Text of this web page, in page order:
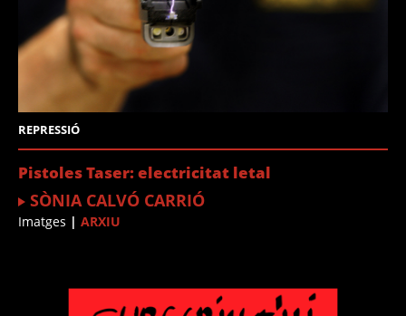
REPRESSIÓ
Pistoles Taser: electricitat letal
SÒNIA CALVÓ CARRIÓ
Imatges | ARXIU